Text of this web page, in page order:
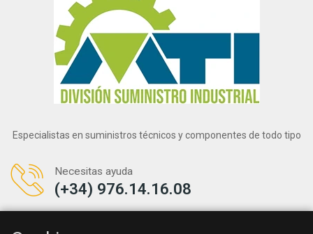
Especialistas en suministros técnicos y componentes de todo tipo
Necesitas ayuda
(+34) 976.14.16.08